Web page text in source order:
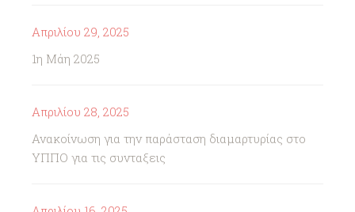
Απριλίου 29, 2025
1η Μάη 2025
Απριλίου 28, 2025
Ανακοίνωση για την παράσταση διαμαρτυρίας στο
ΥΠΠΟ για τις συνταξεις